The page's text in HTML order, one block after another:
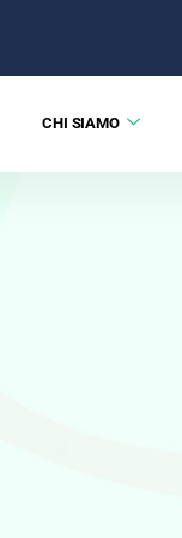
CHI SIAMO